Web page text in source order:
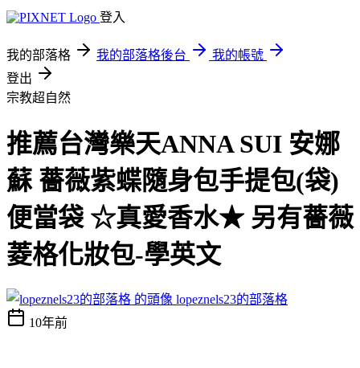
登入
我的部落格 我的部落格後台
我的帳號
登出
宗教超自然
推薦台灣樂天ANNA SUI 安娜
蘇 薔薇紫蝶隨身包手提包(袋)
便當袋 ☆真愛香水★ 另有薔薇
菱格化妝包-學英文
lopeznels23的部落格
10年前